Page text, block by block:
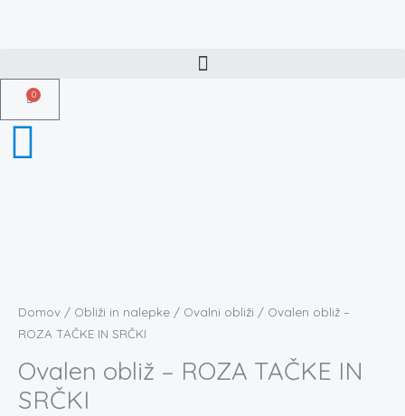
0
Košarica
Domov / Obliži in nalepke / Ovalni obliži / Ovalen obliž –
ROZA TAČKE IN SRČKI
Ovalen obliž – ROZA TAČKE IN
SRČKI